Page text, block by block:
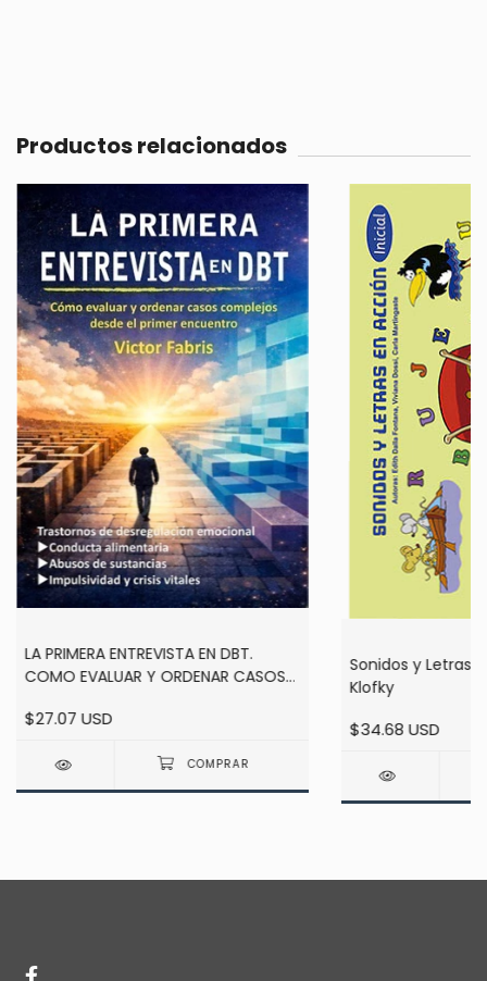
Productos relacionados
LA PRIMERA ENTREVISTA EN DBT.
COMO EVALUAR Y ORDENAR CASOS
ENCUENTRO - VICTOR FABRIS
$27.07 USD
Sonidos y Letras
Klofky
$34.68 USD